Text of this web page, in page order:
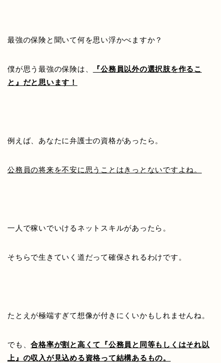
最強の保険と聞いて何を思い浮かべますか？
僕が思う最強の保険は、
『公務員以外の選択肢を作るこ
と』だと思います！
例えば、あなたに弁護士の資格があったら。
公務員の将来を不安に思うことはきっとないですよね。
一人で稼いでいけるネットスキルがあったら。
そちらで生きていく道だって確保されるわけです。
たとえが極端すぎて想像が付きにくいかもしれませんね。
でも、合格率が割と高くて『公務員と同等もしくはそれ以
上』の収入が見込める資格って結構あるもの。